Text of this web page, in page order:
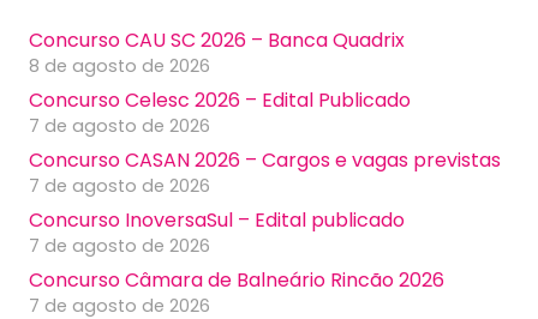
Concurso CAU SC 2026 – Banca Quadrix
8 de agosto de 2026
Concurso Celesc 2026 – Edital Publicado
7 de agosto de 2026
Concurso CASAN 2026 – Cargos e vagas previstas
7 de agosto de 2026
Concurso InoversaSul – Edital publicado
7 de agosto de 2026
Concurso Câmara de Balneário Rincão 2026
7 de agosto de 2026